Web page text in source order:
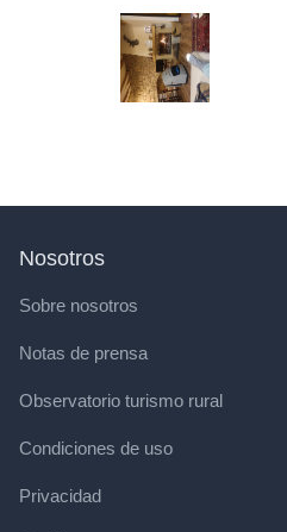
Nosotros
Sobre nosotros
Notas de prensa
Observatorio turismo rural
Condiciones de uso
Privacidad